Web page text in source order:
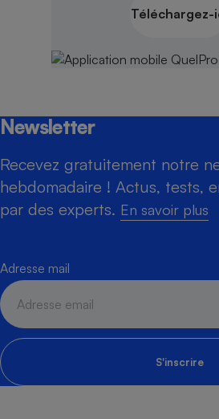
Téléchargez-
Newsletter
Recevez gratuitement notre
hebdomadaire ! Actus, tests,
par des experts. En savoir plus
Adresse mail
S'inscrire